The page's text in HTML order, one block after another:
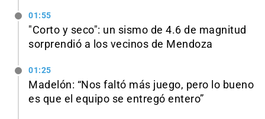
01:55
"Corto y seco": un sismo de 4.6 de magnitud
sorprendió a los vecinos de Mendoza
01:25
Madelón: “Nos faltó más juego, pero lo bueno
es que el equipo se entregó entero”